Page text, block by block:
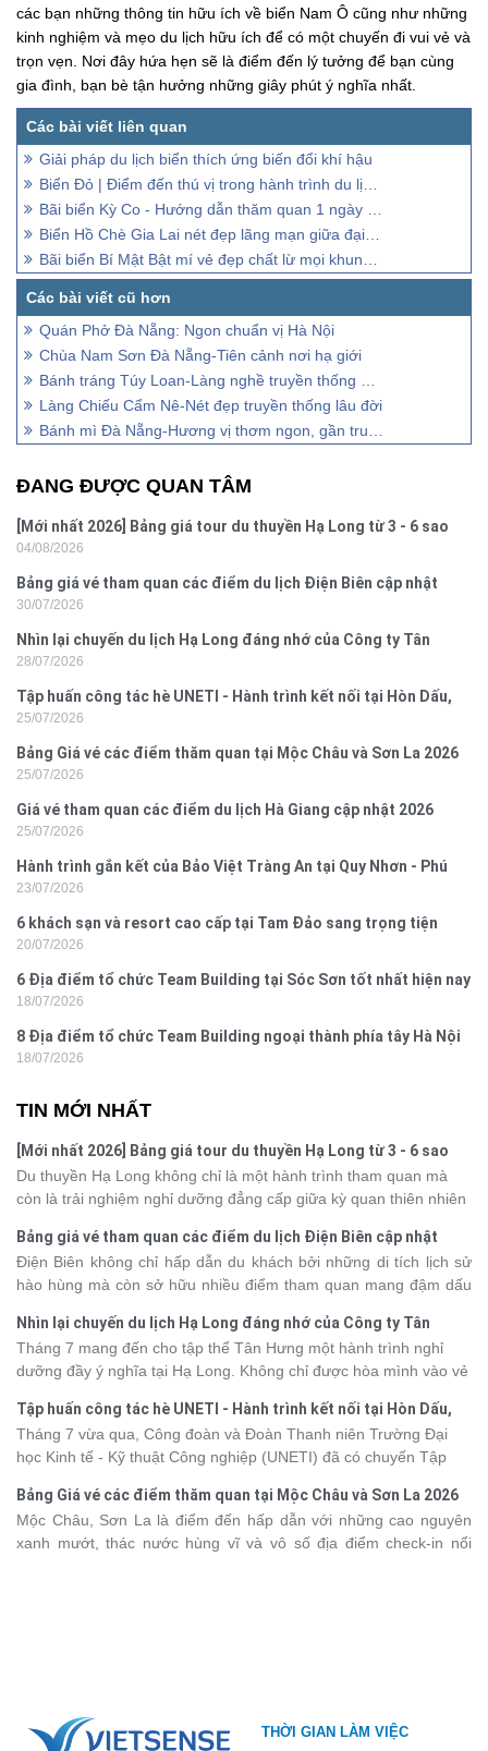
các bạn những thông tin hữu ích về biển Nam Ô cũng như những
kinh nghiệm và mẹo du lịch hữu ích để có một chuyến đi vui vẻ và
trọn vẹn. Nơi đây hứa hẹn sẽ là điểm đến lý tưởng để bạn cùng
gia đình, bạn bè tận hưởng những giây phút ý nghĩa nhất.
Giải pháp du lịch biển thích ứng biến đổi khí hậu
Biển Đỏ | Điểm đến thú vị trong hành trình du lịch Ai Cập
Bãi biển Kỳ Co - Hướng dẫn thăm quan 1 ngày chi tiết 2023
Biển Hồ Chè Gia Lai nét đẹp lãng mạn giữa đại ngàn
Bãi biển Bí Mật Bật mí vẻ đẹp chất lừ mọi khung hình
Quán Phở Đà Nẵng: Ngon chuẩn vị Hà Nội
Chùa Nam Sơn Đà Nẵng-Tiên cảnh nơi hạ giới
Bánh tráng Túy Loan-Làng nghề truyền thống Đà Nẵng
Làng Chiếu Cẩm Nê-Nét đẹp truyền thống lâu đời
Bánh mì Đà Nẵng-Hương vị thơm ngon, gần trung tâm
ĐANG ĐƯỢC QUAN TÂM
[Mới nhất 2026] Bảng giá tour du thuyền Hạ Long từ 3 - 6 sao
04/08/2026
Bảng giá vé tham quan các điểm du lịch Điện Biên cập nhật
2026
30/07/2026
Nhìn lại chuyến du lịch Hạ Long đáng nhớ của Công ty Tân
Hưng 2026
28/07/2026
Tập huấn công tác hè UNETI - Hành trình kết nối tại Hòn Dấu,
Đồ Sơn
25/07/2026
Bảng Giá vé các điểm thăm quan tại Mộc Châu và Sơn La 2026
25/07/2026
Giá vé tham quan các điểm du lịch Hà Giang cập nhật 2026
25/07/2026
Hành trình gắn kết của Bảo Việt Tràng An tại Quy Nhơn - Phú
Yên
23/07/2026
6 khách sạn và resort cao cấp tại Tam Đảo sang trọng tiện
nghi
20/07/2026
6 Địa điểm tổ chức Team Building tại Sóc Sơn tốt nhất hiện nay
18/07/2026
8 Địa điểm tổ chức Team Building ngoại thành phía tây Hà Nội
18/07/2026
TIN MỚI NHẤT
[Mới nhất 2026] Bảng giá tour du thuyền Hạ Long từ 3 - 6 sao
Du thuyền Hạ Long không chỉ là một hành trình tham quan mà
còn là trải nghiệm nghỉ dưỡng đẳng cấp giữa kỳ quan thiên nhiên
khác nhau, khiến nhiều du khách băn khoăn khi lựa chọn. Bài viết
dưới đây sẽ cập nhật bảng giá tour du thuyền Hạ Long mới nhất
2026 từ 3 - 6 sao, giúp bạn dễ dàng so sánh và tìm được hành
trình phù hợp với nhu cầu cũng như ngân sách.
Bảng giá vé tham quan các điểm du lịch Điện Biên cập nhật
2026
Điện Biên không chỉ hấp dẫn du khách bởi những di tích lịch sử
hào hùng mà còn sở hữu nhiều điểm tham quan mang đậm dấu
phá vùng đất này, việc cập nhật trước giá vé sẽ giúp bạn chủ
động hơn trong lịch trình và chi phí. Cùng Vietsense Travel tham
khảo bảng giá vé tham quan các điểm du lịch Điện Biênmới nhất
năm 2026 ngay dưới đây.
Nhìn lại chuyến du lịch Hạ Long đáng nhớ của Công ty Tân
Hưng 2026
Tháng 7 mang đến cho tập thể Tân Hưng một hành trình nghỉ
dưỡng đầy ý nghĩa tại Hạ Long. Không chỉ được hòa mình vào vẻ
kết, sẻ chia và lưu giữ nhiều khoảnh khắc đáng nhớ. Hãy cùng
nhìn lại chuyến đi ngập tràn niềm vui và những trải nghiệm khó
quên.
Tập huấn công tác hè UNETI - Hành trình kết nối tại Hòn Dấu,
Đồ Sơn
Tháng 7 vừa qua, Công đoàn và Đoàn Thanh niên Trường Đại
học Kinh tế - Kỹ thuật Công nghiệp (UNETI) đã có chuyến Tập
chỉ là dịp nâng cao kỹ năng và chia sẻ kinh nghiệm công tác,
chương trình còn mang đến những hoạt động giao lưu sôi nổi,
góp phần gắn kết tập thể và lưu giữ nhiều kỷ niệm đáng nhớ.
Bảng Giá vé các điểm thăm quan tại Mộc Châu và Sơn La 2026
Mộc Châu, Sơn La là điểm đến hấp dẫn với những cao nguyên
xanh mướt, thác nước hùng vĩ và vô số địa điểm check-in nổi
THỜI GIAN LÀM VIỆC